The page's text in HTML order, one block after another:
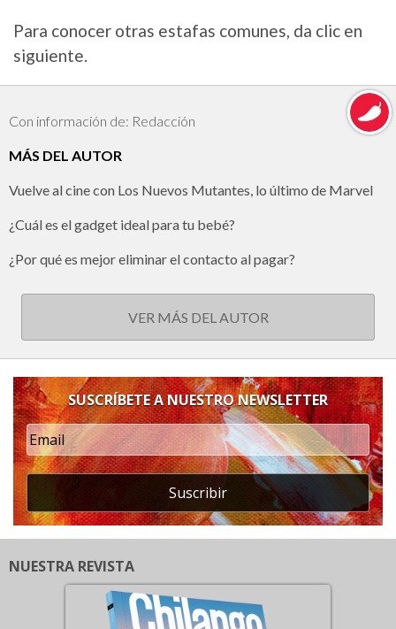
Para conocer otras estafas comunes, da clic en
siguiente.
Con información de: Redacción
MÁS DEL AUTOR
Vuelve al cine con Los Nuevos Mutantes, lo último de Marvel
¿Cuál es el gadget ideal para tu bebé?
¿Por qué es mejor eliminar el contacto al pagar?
VER MÁS DEL AUTOR
SUSCRÍBETE A NUESTRO NEWSLETTER
Suscribir
NUESTRA REVISTA